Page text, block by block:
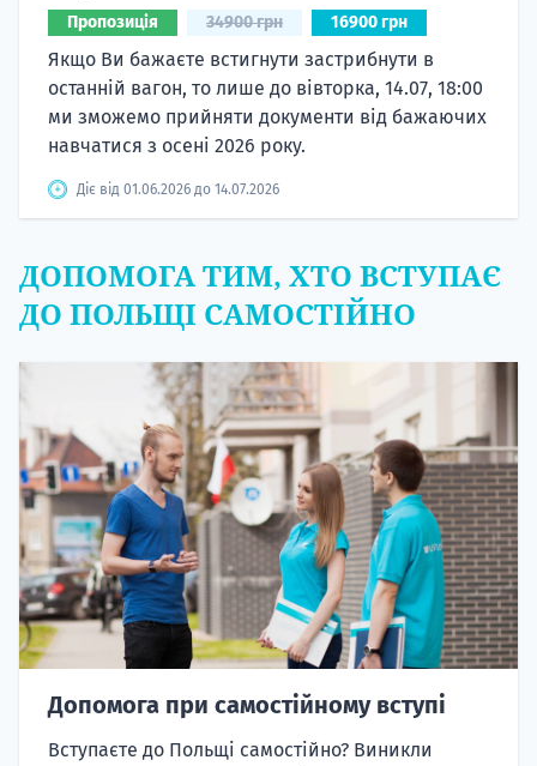
Пропозиція 34900 грн 16900 грн
Якщо Ви бажаєте встигнути застрибнути в
останній вагон, то лише до вівторка, 14.07, 18:00
ми зможемо прийняти документи від бажаючих
навчатися з осені 2026 року.
Діє від 01.06.2026 до 14.07.2026
ДОПОМОГА ТИМ, ХТО ВСТУПАЄ
ДО ПОЛЬЩІ САМОСТІЙНО
Допомога при самостійному вступі
Вступаєте до Польщі самостійно? Виникли